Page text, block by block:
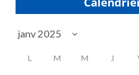
L M M J